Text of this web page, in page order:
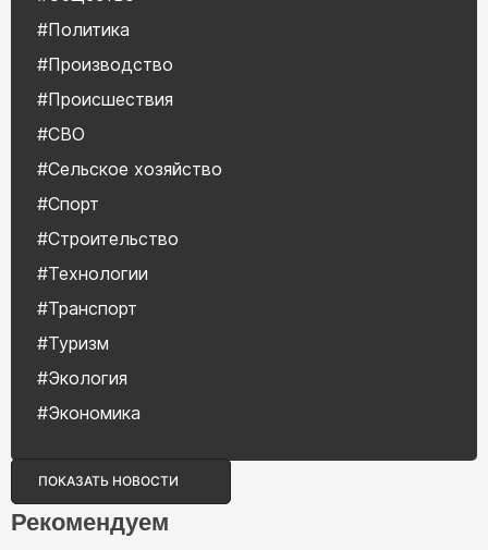
#Политика
#Производство
#Происшествия
#СВО
#Сельское хозяйство
#Спорт
#Строительство
#Технологии
#Транспорт
#Туризм
#Экология
#Экономика
ПОКАЗАТЬ НОВОСТИ
Рекомендуем